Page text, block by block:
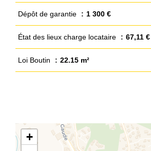
Dépôt de garantie 1 300 €
État des lieux charge locataire 67,11 €
Loi Boutin 22.15 m²
+